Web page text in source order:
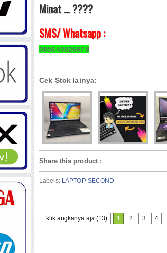
Minat ... ????
SMS/ Whatsapp :
085640026879
Cek Stok lainya:
Share this product :
Labels: LAPTOP SECOND
klik angkanya aja (13) 1 2 3 4